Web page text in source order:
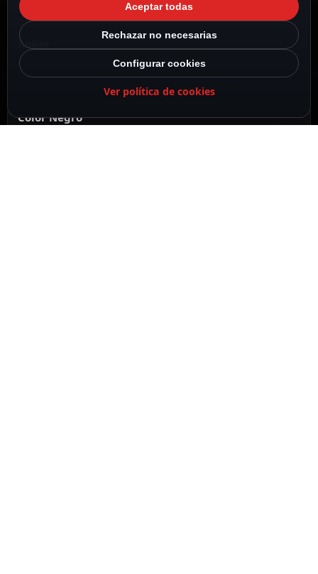
Anker
Color Negro
Aceptar todas
Rechazar no necesarias
Configurar cookies
Ver política de cookies